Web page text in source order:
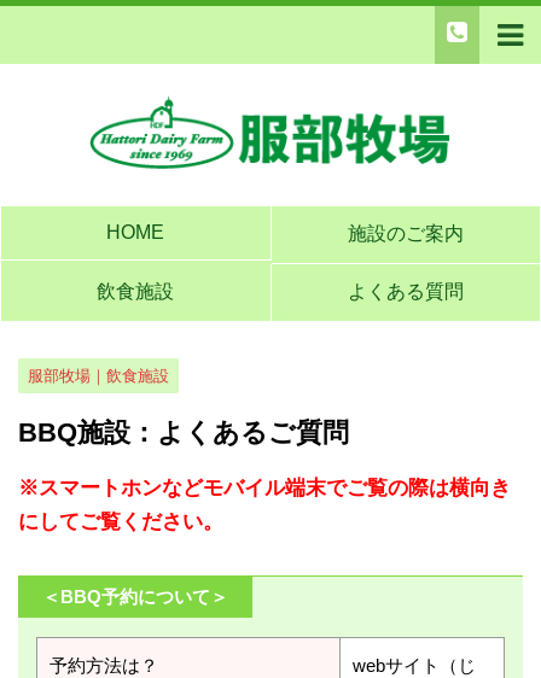
HOME 施設のご案内
飲食施設 よくある質問
服部牧場｜飲食施設
BBQ施設：よくあるご質問
※スマートホンなどモバイル端末でご覧の際は横向き
にしてご覧ください。
＜BBQ予約について＞
予約方法は？
webサイト（じ